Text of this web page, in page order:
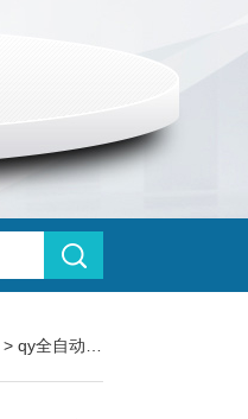
> qy全自动6头药粉非标粉末灌装机厂家生产